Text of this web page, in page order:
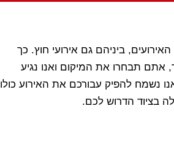
האירועים, ביניהם גם אירועי חוץ. כך
תבחרו את המיקום ואנו נגיע
נשמח להפיק עבורכם את האירוע כולו
בציוד הדרוש לכם.